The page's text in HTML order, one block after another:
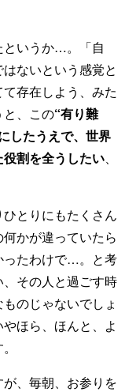
いうか…。「自
ないという感覚と
存在しよう、みた
と、この“有り難
したうえで、世界
割を全うしたい、
とりにもたくさん
かが違っていたら
ったわけで…。と考
その人と過ごす時
のじゃないでしょ
ほら、ほんと、よ
、毎朝、お参りを